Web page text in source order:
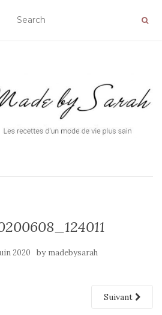
LA NAVIGATION
2020 by madebysarah
Suivant